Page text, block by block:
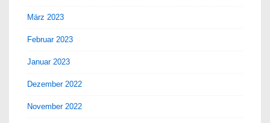
März 2023
Februar 2023
Januar 2023
Dezember 2022
November 2022